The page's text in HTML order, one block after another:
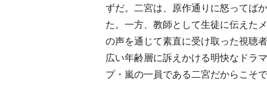
ずだ。二宮は、原作通りに怒ってば
た。一方、教師として生徒に伝えた
の声を通じて素直に受け取った視聴
広い年齢層に訴えかける明快なドラ
プ・嵐の一員である二宮だからこそ